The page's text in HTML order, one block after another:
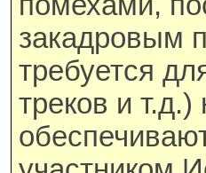
закадровым
требуется
треков и